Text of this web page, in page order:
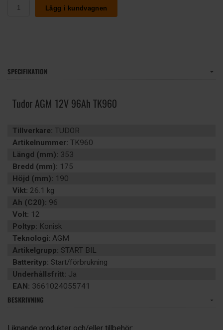
Lägg i kundvagnen
SPECIFIKATION
Tudor AGM 12V 96Ah TK960
Tillverkare: TUDOR
Artikelnummer: TK960
Längd (mm): 353
Bredd (mm): 175
Höjd (mm): 190
Vikt: 26.1 kg
Ah (C20): 96
Volt: 12
Poltyp: Konisk
Teknologi: AGM
Artikelgrupp: START BIL
Batterityp: Start/förbrukning
Underhållsfritt: Ja
EAN: 3661024055741
BESKRIVNING
Liknande produkter och/eller tillbehör: